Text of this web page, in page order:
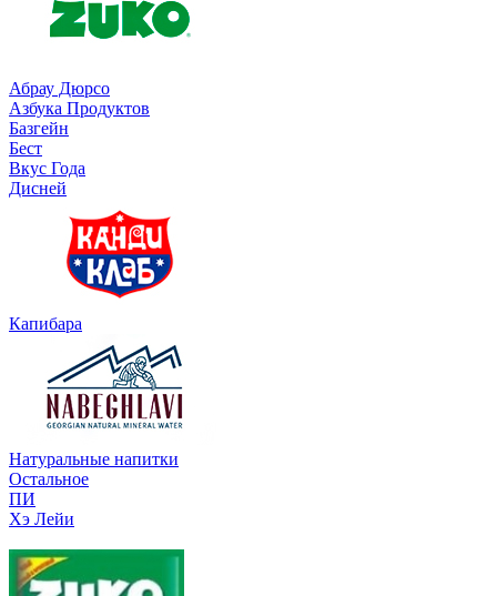
Абрау Дюрсо
Азбука Продуктов
Базгейн
Бест
Вкус Года
Дисней
Капибара
Натуральные напитки
Остальное
ПИ
Хэ Лейи